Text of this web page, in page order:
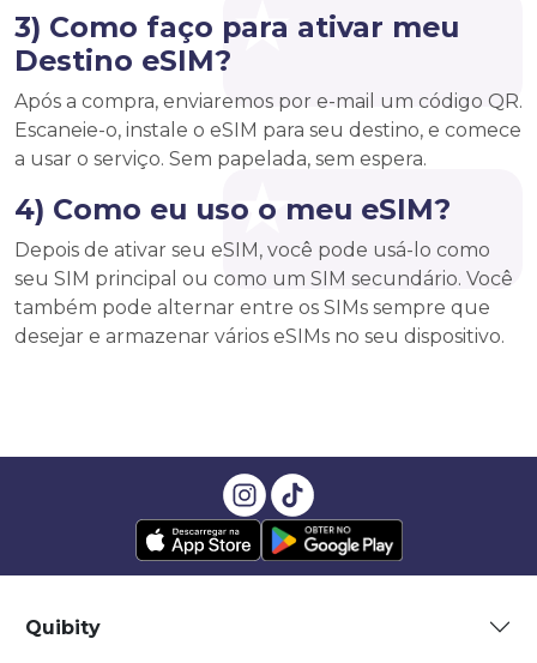
3) Como faço para ativar meu
Destino eSIM?
Após a compra, enviaremos por e-mail um código QR.
Escaneie-o, instale o eSIM para seu destino, e comece
a usar o serviço. Sem papelada, sem espera.
4) Como eu uso o meu eSIM?
Depois de ativar seu eSIM, você pode usá-lo como
seu SIM principal ou como um SIM secundário. Você
também pode alternar entre os SIMs sempre que
desejar e armazenar vários eSIMs no seu dispositivo.
Quibity